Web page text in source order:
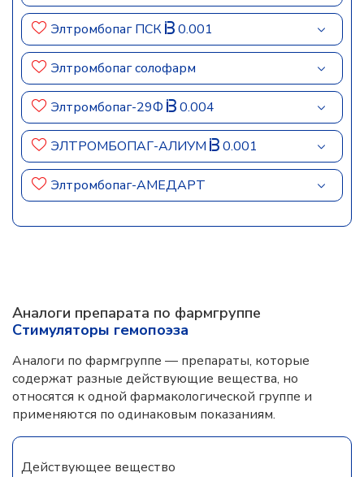
Элтромбопаг ПСК 0.001
Элтромбопаг солофарм
Элтромбопаг-29Ф 0.004
ЭЛТРОМБОПАГ-АЛИУМ 0.001
Элтромбопаг-АМЕДАРТ
Аналоги препарата по фармгруппе
Стимуляторы гемопоэза
Аналоги по фармгруппе — препараты, которые
содержат разные действующие вещества, но
относятся к одной фармакологической группе и
применяются по одинаковым показаниям.
Действующее вещество